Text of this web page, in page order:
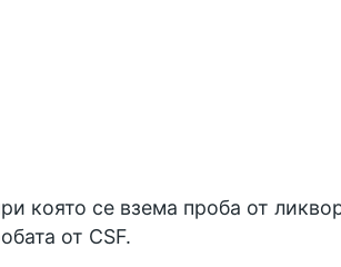
която се взема проба от
от CSF.